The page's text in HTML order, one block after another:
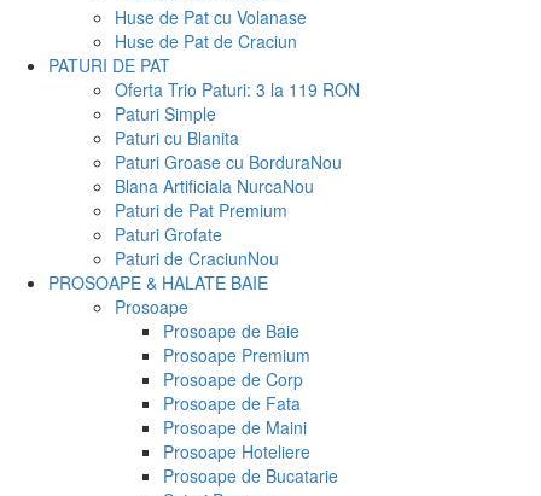
Huse de Pat cu Volanase
Huse de Pat de Craciun
PATURI DE PAT
Oferta Trio Paturi: 3 la 119 RON
Paturi Simple
Paturi cu Blanita
Paturi Groase cu BorduraNou
Blana Artificiala NurcaNou
Paturi de Pat Premium
Paturi Grofate
Paturi de CraciunNou
PROSOAPE & HALATE BAIE
Prosoape
Prosoape de Baie
Prosoape Premium
Prosoape de Corp
Prosoape de Fata
Prosoape de Maini
Prosoape Hoteliere
Prosoape de Bucatarie